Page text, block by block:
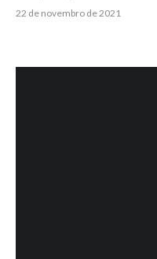
22 de novembro de 2021